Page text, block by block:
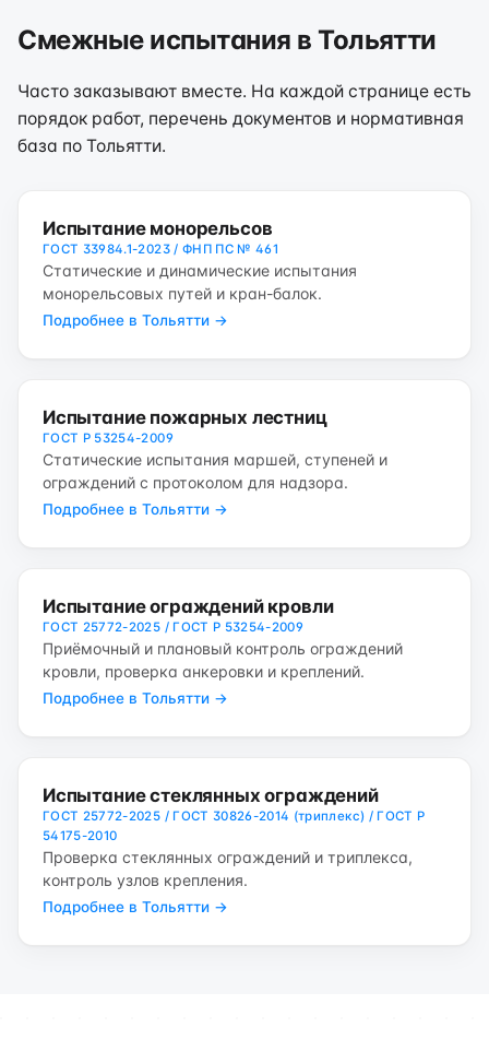
Смежные испытания в Тольятти
Часто заказывают вместе. На каждой странице есть
порядок работ, перечень документов и нормативная
база по Тольятти.
Испытание монорельсов
ГОСТ 33984.1-2023 / ФНП ПС № 461
Статические и динамические испытания
монорельсовых путей и кран-балок.
Подробнее в Тольятти →
Испытание пожарных лестниц
ГОСТ Р 53254-2009
Статические испытания маршей, ступеней и
ограждений с протоколом для надзора.
Подробнее в Тольятти →
Испытание ограждений кровли
ГОСТ 25772-2025 / ГОСТ Р 53254-2009
Приёмочный и плановый контроль ограждений
кровли, проверка анкеровки и креплений.
Подробнее в Тольятти →
Испытание стеклянных ограждений
ГОСТ 25772-2025 / ГОСТ 30826-2014 (триплекс) / ГОСТ Р
54175-2010
Проверка стеклянных ограждений и триплекса,
контроль узлов крепления.
Подробнее в Тольятти →